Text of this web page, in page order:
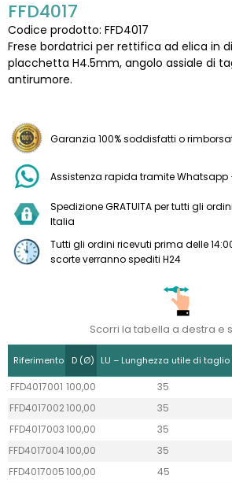
FFD4017
Codice prodotto: FFD4017
Frese bordatrici per rettifica ad elica in
placchetta H4.5mm, angolo assiale di
antirumore.
Garanzia 100% soddisfatti o
Assistenza rapida tramite Whatsapp
Spedizione GRATUITA per tutti gli
Italia
Tutti gli ordini ricevuti prima delle
scorte verranno spediti H24
Scorri la tabella a destra e
Riferimento D (Ø) LU – Lunghezza utile di taglio
FFD4017001 100,00 35
FFD4017002100,00 35
FFD4017003100,00 35
FFD4017004100,00 35
FFD4017005100,00 45